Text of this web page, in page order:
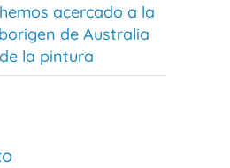
acercado a la
de Australia
la pintura